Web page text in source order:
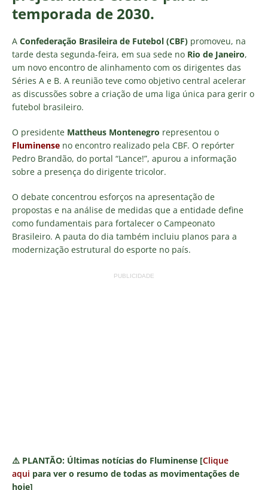
temporada de 2030.
A Confederação Brasileira de Futebol (CBF) promoveu, na
tarde desta segunda-feira, em sua sede no Rio de Janeiro,
um novo encontro de alinhamento com os dirigentes das
Séries A e B. A reunião teve como objetivo central acelerar
as discussões sobre a criação de uma liga única para gerir o
futebol brasileiro.
O presidente Mattheus Montenegro representou o
Fluminense no encontro realizado pela CBF. O repórter
Pedro Brandão, do portal “Lance!”, apurou a informação
sobre a presença do dirigente tricolor.
O debate concentrou esforços na apresentação de
propostas e na análise de medidas que a entidade define
como fundamentais para fortalecer o Campeonato
Brasileiro. A pauta do dia também incluiu planos para a
modernização estrutural do esporte no país.
PUBLICIDADE
⚠️ PLANTÃO: Últimas notícias do Fluminense [Clique
aqui para ver o resumo de todas as movimentações de
hoje]